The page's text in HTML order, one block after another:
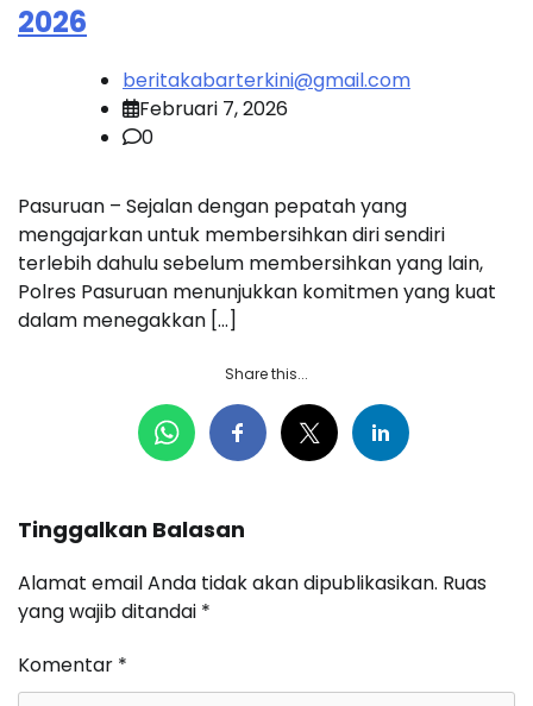
2026
beritakabarterkini@gmail.com
Februari 7, 2026
0
Pasuruan – Sejalan dengan pepatah yang
mengajarkan untuk membersihkan diri sendiri
terlebih dahulu sebelum membersihkan yang lain,
Polres Pasuruan menunjukkan komitmen yang kuat
dalam menegakkan […]
Share this...
Tinggalkan Balasan
Alamat email Anda tidak akan dipublikasikan. Ruas
yang wajib ditandai *
Komentar *